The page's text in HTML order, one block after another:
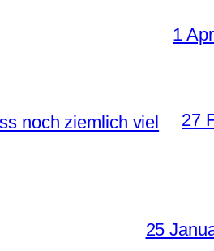
1
noch ziemlich viel
27
25